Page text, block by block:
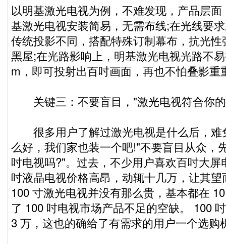
以明基激光电视为例，不难发现，产品层
基激光电视安装简易，无需布线;在光线要
传统投影不同，搭配特殊订制幕布，抗光
黑屋;在光路影响上，明基激光电视光路不
m，即可投射出百吋画面，再也不怕叠影重
关键三：不要盲目，"激光电视符合你
很多用户了解过激光电视是什么后，难
么好，我们家也装一个吧!"不要盲目从众，
吋电视吗?"。过去，不少用户喜欢百吋大
吋液晶电视价格高昂，动辄十几万，让其
100 寸激光电视并没有那么贵，基本都在
了 100 吋电视市场产品不足的空缺。 100
3 万，这也的确给了有需求的用户一个选购